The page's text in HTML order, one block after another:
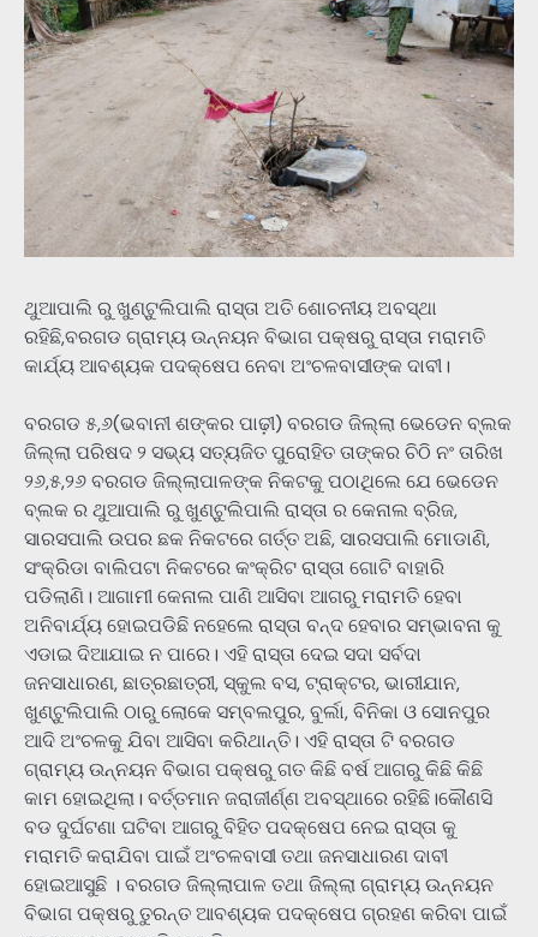
ଥୁଆପାଲି ରୁ ଖୁଣ୍ଟୁଲିପାଲି ରାସ୍ତା ଅତି ଶୋଚନୀୟ ଅବସ୍ଥା
ରହିଛି,ବରଗଡ ଗ୍ରାମ୍ୟ ଉନ୍ନୟନ ବିଭାଗ ପକ୍ଷରୁ ରାସ୍ତା ମରାମତି
କାର୍ଯ୍ୟ ଆବଶ୍ୟକ ପଦକ୍ଷେପ ନେବା ଅଂଚଳବାସୀଙ୍କ ଦାବୀ।
ବରଗଡ ୫,୬(ଭବାନୀ ଶଙ୍କର ପାଢ଼ୀ) ବରଗଡ ଜିଲ୍ଲା ଭେଡେନ ବ୍ଲକ
ଜିଲ୍ଲା ପରିଷଦ ୨ ସଭ୍ୟ ସତ୍ୟଜିତ ପୁରୋହିତ ତାଙ୍କର ଚିଠି ନଂ ତାରିଖ
୨୬,୫,୨୬ ବରଗଡ ଜିଲ୍ଲାପାଳଙ୍କ ନିକଟକୁ ପଠାଥିଲେ ଯେ ଭେଡେନ
ବ୍ଲକ ର ଥୁଆପାଲି ରୁ ଖୁଣ୍ଟୁଲିପାଲି ରାସ୍ତା ର କେନାଲ ବ୍ରିଜ,
ସାରସପାଲି ଉପର ଛକ ନିକଟରେ ଗର୍ତ୍ତ ଅଛି, ସାରସପାଲି ମୋଡାଣି,
ସଂକ୍ରିଡା ବାଲିପଟା ନିକଟରେ କଂକ୍ରିଟ ରାସ୍ତା ଗୋଟି ବାହାରି
ପଡିଲାଣି। ଆଗାମୀ କେନାଲ ପାଣି ଆସିବା ଆଗରୁ ମରାମତି ହେବା
ଅନିବାର୍ଯ୍ୟ ହୋଇପଡିଛି ନହେଲେ ରାସ୍ତା ବନ୍ଦ ହେବାର ସମ୍ଭାବନା କୁ
ଏଡାଇ ଦିଆଯାଇ ନ ପାରେ। ଏହି ରାସ୍ତା ଦେଇ ସଦା ସର୍ବଦା
ଜନସାଧାରଣ, ଛାତ୍ରଛାତ୍ରୀ, ସ୍କୁଲ ବସ, ଟ୍ରାକ୍ଟର, ଭାରୀଯାନ,
ଖୁଣ୍ଟୁଲିପାଲି ଠାରୁ ଲୋକେ ସମ୍ବଲପୁର, ବୁର୍ଲା, ବିନିକା ଓ ସୋନପୁର
ଆଦି ଅଂଚଳକୁ ଯିବା ଆସିବା କରିଥାନ୍ତି। ଏହି ରାସ୍ତା ଟି ବରଗଡ
ଗ୍ରାମ୍ୟ ଉନ୍ନୟନ ବିଭାଗ ପକ୍ଷରୁ ଗତ କିଛି ବର୍ଷ ଆଗରୁ କିଛି କିଛି
କାମ ହୋଇଥିଲା। ବର୍ତ୍ତମାନ ଜରାଜୀର୍ଣ୍ଣ ଅବସ୍ଥାରେ ରହିଛି।କୌଣସି
ବଡ ଦୁର୍ଘଟଣା ଘଟିବା ଆଗରୁ ବିହିତ ପଦକ୍ଷେପ ନେଇ ରାସ୍ତା କୁ
ମରାମତି କରାଯିବା ପାଇଁ ଅଂଚଳବାସୀ ତଥା ଜନସାଧାରଣ ଦାବୀ
ହୋଇଆସୁଛି । ବରଗଡ ଜିଲ୍ଲାପାଳ ତଥା ଜିଲ୍ଲା ଗ୍ରାମ୍ୟ ଉନ୍ନୟନ
ବିଭାଗ ପକ୍ଷରୁ ତୁରନ୍ତ ଆବଶ୍ୟକ ପଦକ୍ଷେପ ଗ୍ରହଣ କରିବା ପାଇଁ